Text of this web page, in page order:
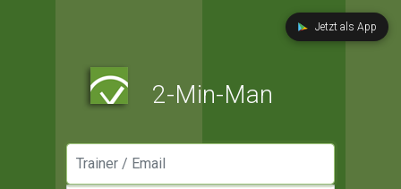
Jetzt als App
2-Min-Man